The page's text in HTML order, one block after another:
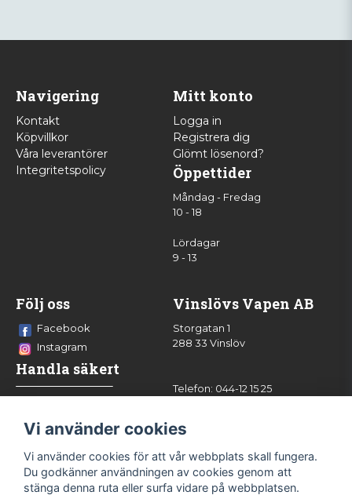
Navigering
Kontakt
Köpvillkor
Våra leverantörer
Integritetspolicy
Mitt konto
Logga in
Registrera dig
Glömt lösenord?
Öppettider
Måndag - Fredag
10 - 18
Lördagar
9 - 13
Följ oss
Facebook
Instagram
Handla säkert
Vinslövs Vapen AB
Storgatan 1
288 33 Vinslöv
Telefon: 044-12 15 25
Vi använder cookies
Vi använder cookies för att vår webbplats skall fungera.
Du godkänner användningen av cookies genom att
stänga denna ruta eller surfa vidare på webbplatsen.